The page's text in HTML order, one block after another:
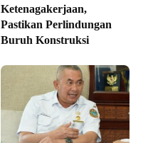
Ketenagakerjaan,
Pastikan Perlindungan
Buruh Konstruksi